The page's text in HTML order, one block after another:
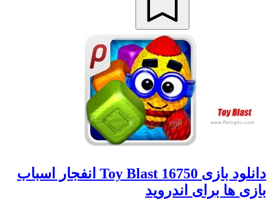
دانلود بازی Toy Blast 16750 انفجار اسباب
بازی ها برای اندروید